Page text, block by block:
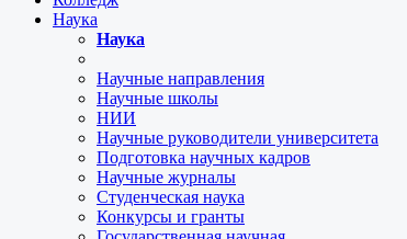
Наука
Наука
Научные направления
Научные школы
НИИ
Научные руководители университета
Подготовка научных кадров
Научные журналы
Студенческая наука
Конкурсы и гранты